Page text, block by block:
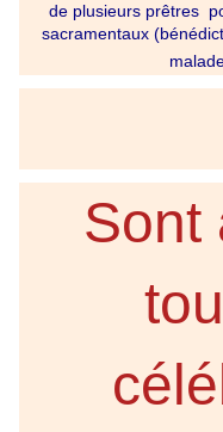
de plusieurs prêtres
sacramentaux
Sont